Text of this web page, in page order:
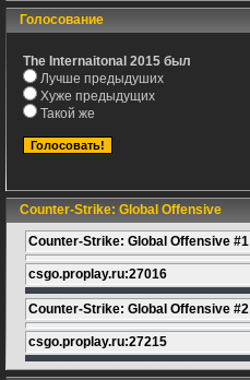
Голосование
The Internaitonal 2015 был
Лучше предыдуших
Хуже предыдущих
Такой же
Counter-Strike: Global Offensive
Counter-Strike: Global Offensive #1
csgo.proplay.ru:27016
Counter-Strike: Global Offensive #2
csgo.proplay.ru:27215